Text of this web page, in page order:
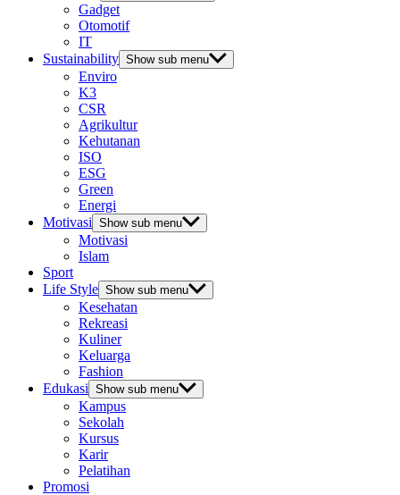
Gadget
Otomotif
IT
Sustainability Show sub menu
Enviro
K3
CSR
Agrikultur
Kehutanan
ISO
ESG
Green
Energi
Motivasi Show sub menu
Motivasi
Islam
Sport
Life Style Show sub menu
Kesehatan
Rekreasi
Kuliner
Keluarga
Fashion
Edukasi Show sub menu
Kampus
Sekolah
Kursus
Karir
Pelatihan
Promosi